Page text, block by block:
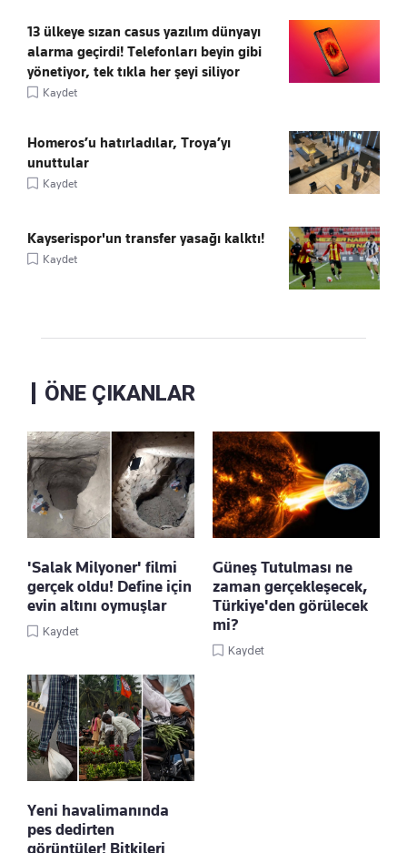
13 ülkeye sızan casus yazılım dünyayı
alarma geçirdi! Telefonları beyin gibi
yönetiyor, tek tıkla her şeyi siliyor
Kaydet
Homeros’u hatırladılar, Troya’yı
unuttular
Kaydet
Kayserispor'un transfer yasağı kalktı!
Kaydet
ÖNE ÇIKANLAR
'Salak Milyoner' filmi
gerçek oldu! Define için
evin altını oymuşlar
Kaydet
Güneş Tutulması ne
zaman gerçekleşecek,
Türkiye'den görülecek
mi?
Kaydet
Yeni havalimanında
pes dedirten
görüntüler! Bitkileri